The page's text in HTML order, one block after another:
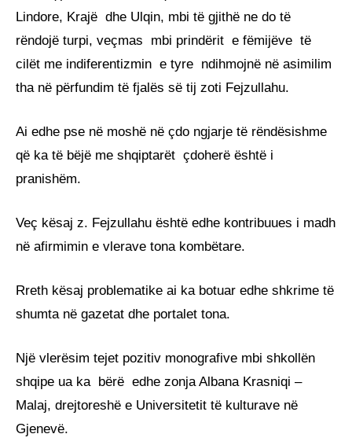
Lindore, Krajë dhe Ulqin, mbi të gjithë ne do të
rëndojë turpi, veçmas mbi prindërit e fëmijëve të
cilët me indiferentizmin e tyre ndihmojnë në asimilim
tha në përfundim të fjalës së tij zoti Fejzullahu.
Ai edhe pse në moshë në çdo ngjarje të rëndësishme
që ka të bëjë me shqiptarët çdoherë është i
pranishëm.
Veç kësaj z. Fejzullahu është edhe kontribuues i madh
në afirmimin e vlerave tona kombëtare.
Rreth kësaj problematike ai ka botuar edhe shkrime të
shumta në gazetat dhe portalet tona.
Një vlerësim tejet pozitiv monografive mbi shkollën
shqipe ua ka bërë edhe zonja Albana Krasniqi –
Malaj, drejtoreshë e Universitetit të kulturave në
Gjenevë.